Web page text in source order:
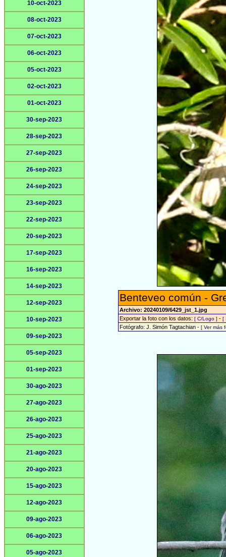
10-oct-2023
08-oct-2023
07-oct-2023
06-oct-2023
05-oct-2023
02-oct-2023
01-oct-2023
30-sep-2023
28-sep-2023
27-sep-2023
26-sep-2023
24-sep-2023
23-sep-2023
22-sep-2023
20-sep-2023
17-sep-2023
16-sep-2023
14-sep-2023
12-sep-2023
10-sep-2023
09-sep-2023
05-sep-2023
01-sep-2023
30-ago-2023
27-ago-2023
26-ago-2023
25-ago-2023
21-ago-2023
20-ago-2023
15-ago-2023
12-ago-2023
09-ago-2023
06-ago-2023
05-ago-2023
Benteveo común -
Archivo: 20240109/6429_jst_1.jpg
Exportar la foto con los datos: [ C/Logo ] - [
Fotógrafo: J. Simón Tagtachian - [ Ver más